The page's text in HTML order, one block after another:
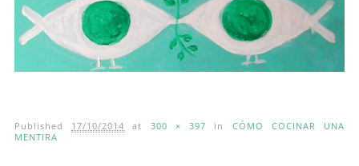
Published 17/10/2014 at 300 × 397 in CÓMO COCINAR UNA
MENTIRA